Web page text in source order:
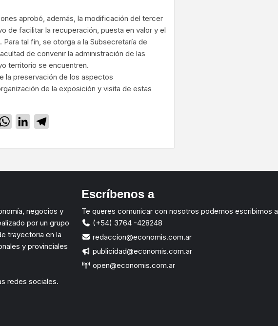
aprobó, además, la modificación del tercer
de facilitar la recuperación, puesta en valor y el
tal fin, se otorga a la Subsecretaría de
de convenir la administración de las
territorio se encuentren.
la preservación de los aspectos
de la exposición y visita de estas
WhatsApp
LinkedIn
negocios y
por un grupo
trayectoria en la
y provinciales
redes sociales.
Escríbenos a
Te queres comunicar con nosotros podemos escribirnos a
(+54) 3764 -428248
redaccion@economis.com.ar
publicidad@economis.com.ar
open@economis.com.ar